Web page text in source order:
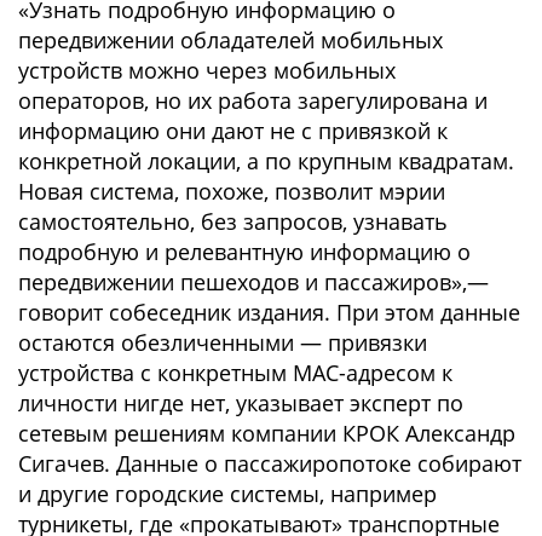
«Узнать подробную информацию о
передвижении обладателей мобильных
устройств можно через мобильных
операторов, но их работа зарегулирована и
информацию они дают не с привязкой к
конкретной локации, а по крупным квадратам.
Новая система, похоже, позволит мэрии
самостоятельно, без запросов, узнавать
подробную и релевантную информацию о
передвижении пешеходов и пассажиров»,—
говорит собеседник издания. При этом данные
остаются обезличенными — привязки
устройства с конкретным MAC-адресом к
личности нигде нет, указывает эксперт по
сетевым решениям компании КРОК Александр
Сигачев. Данные о пассажиропотоке собирают
и другие городские системы, например
турникеты, где «прокатывают» транспортные